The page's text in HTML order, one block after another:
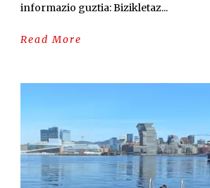
informazio guztia: Bizikletaz...
Read More